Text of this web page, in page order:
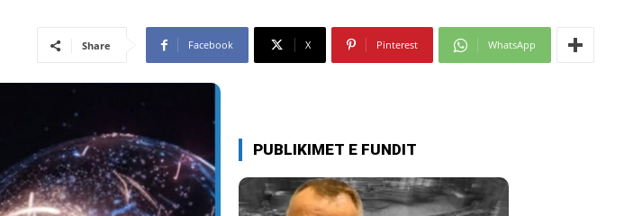
Share Facebook X Pinterest WhatsApp
PUBLIKIMET E FUNDIT